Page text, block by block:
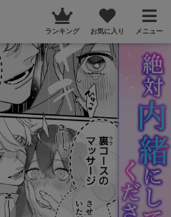
ランキング お気に入り メニュー